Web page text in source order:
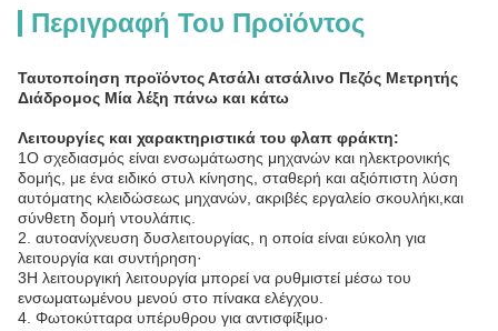
Περιγραφή Του Προϊόντος
Ταυτοποίηση προϊόντος Ατσάλι ατσάλινο Πεζός Μετρητής
Διάδρομος Μία λέξη πάνω και κάτω
Λειτουργίες και χαρακτηριστικά του φλαπ φράκτη:
1Ο σχεδιασμός είναι ενσωμάτωσης μηχανών και ηλεκτρονικής
δομής, με ένα ειδικό στυλ κίνησης, σταθερή και αξιόπιστη λύση
αυτόματης κλειδώσεως μηχανών, ακριβές εργαλείο σκουλήκι,και
σύνθετη δομή ντουλάπις.
2. αυτοανίχνευση δυσλειτουργίας, η οποία είναι εύκολη για
λειτουργία και συντήρηση·
3Η λειτουργική λειτουργία μπορεί να ρυθμιστεί μέσω του
ενσωματωμένου μενού στο πίνακα ελέγχου.
4. Φωτοκύτταρα υπέρυθρου για αντισφίξιμο·